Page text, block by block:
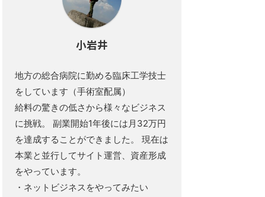
小岩井
地方の総合病院に勤める臨床工学技士
をしています（手術室配属）
給料の驚きの低さから様々なビジネス
に挑戦。 副業開始1年後には月32万円
を達成することができました。 現在は
本業と並行してサイト運営、資産形成
をやっています。
・ネットビジネスをやってみたい